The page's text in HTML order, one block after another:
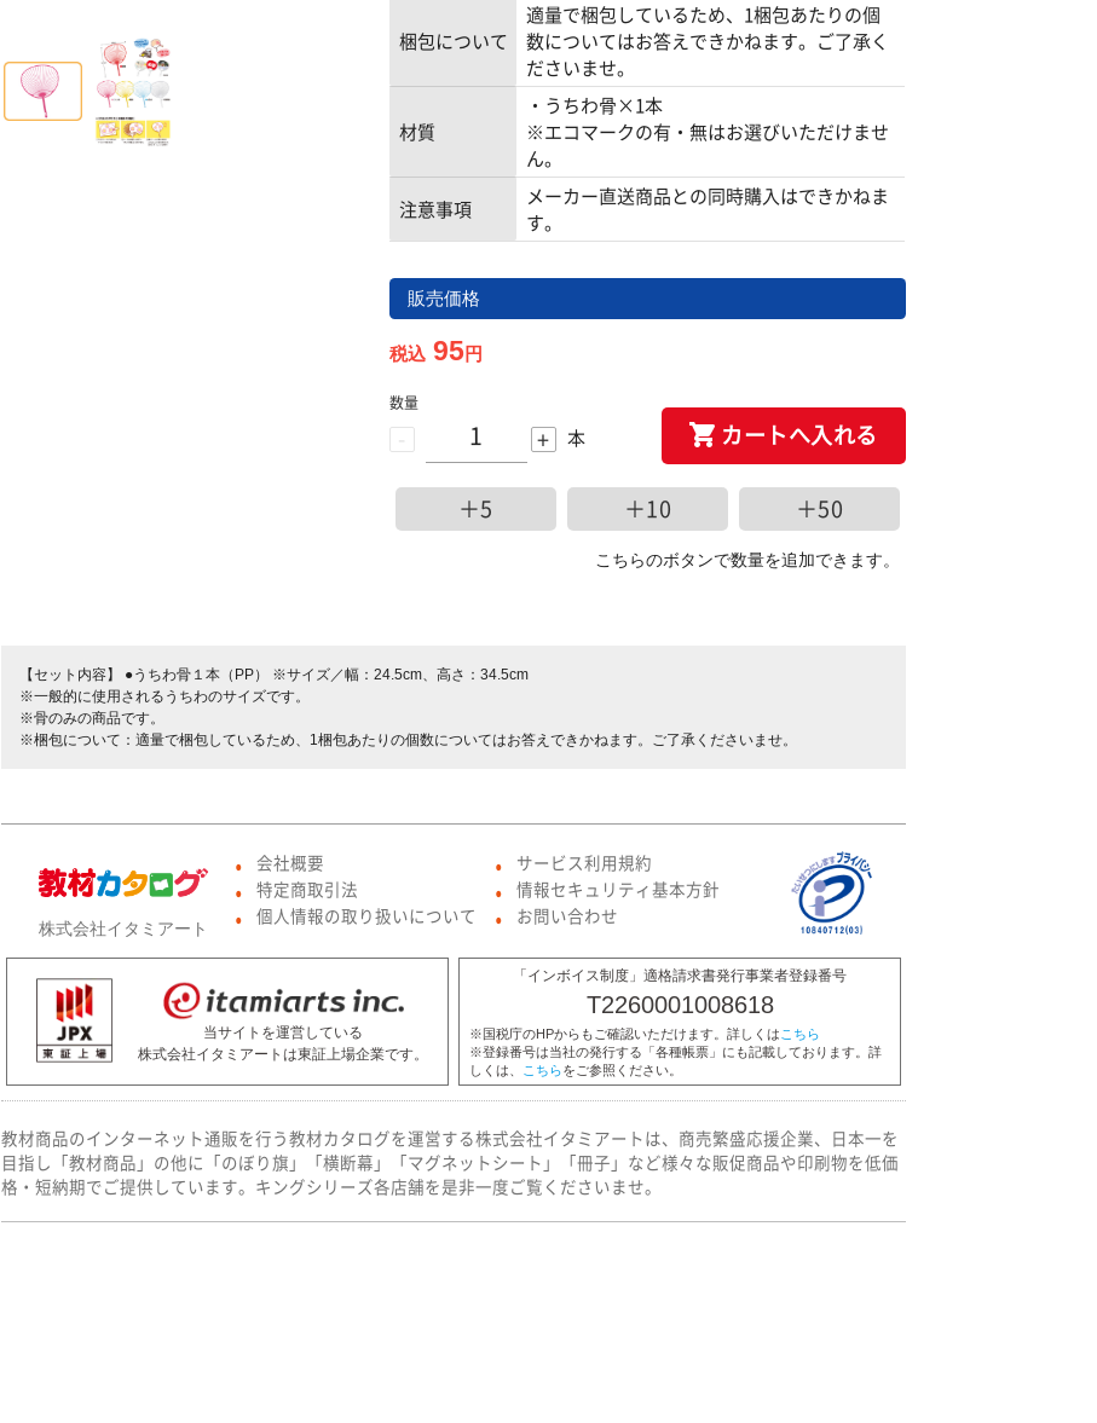
梱包について
適量で梱包しているため、1梱包あたりの個
数についてはお答えできかねます。ご了承く
ださいませ。
材質
・うちわ骨×1本
※エコマークの有・無はお選びいただけませ
ん。
注意事項
メーカー直送商品との同時購入はできかねま
す。
販売価格
税込 95円
-
数量
+ 本 カートへ入れる
＋5 ＋10 ＋50
こちらのボタンで数量を追加できます。
【セット内容】
●うちわ骨１本（PP） ※サイズ／幅：24.5cm、高さ：34.5cm
※一般的に使用されるうちわのサイズです。
※骨のみの商品です。
※梱包について：適量で梱包しているため、1梱包あたりの個数についてはお答えできかねます。ご了承くださいませ。
株式会社イタミアート
● 会社概要
● 特定商取引法
● 個人情報の取り扱いについて
● サービス利用規約
● 情報セキュリティ基本方針
● お問い合わせ
当サイトを運営している
株式会社イタミアートは東証上場企業です。
「インボイス制度」適格請求書発行事業者登録番号
T2260001008618
※国税庁のHPからもご確認いただけます。詳しくは こちら
※登録番号は当社の発行する「各種帳票」にも記載しております。詳
しくは、
こちらをご参照ください。
教材商品のインターネット通販を行う教材カタログを運営する株式会社イタミアートは、商売繁盛応援企業、日本一を
目指し「教材商品」の他に「のぼり旗」「横断幕」「マグネットシート」「冊子」など様々な販促商品や印刷物を低価
格・短納期でご提供しています。キングシリーズ各店舗を是非一度ご覧くださいませ。